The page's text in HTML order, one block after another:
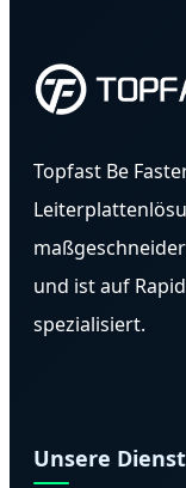
Topfast Be
und ist auf
spezialisiert.
Unsere